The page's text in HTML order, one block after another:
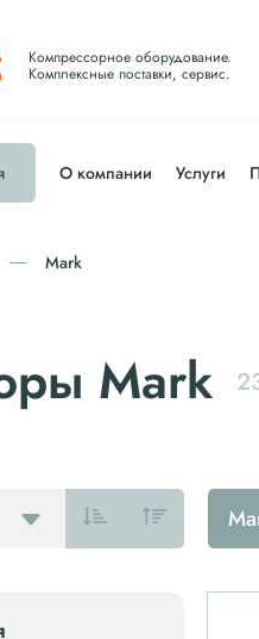
Компрессорное оборудование.
Комплексные поставки, сервис.
О компании Услуги
Mark
Mark